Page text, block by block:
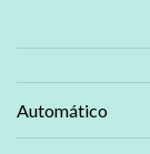
Automático